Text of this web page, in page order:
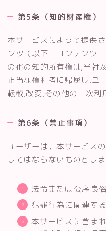
第5条（知的財産権）
本サービスによって提供
ンツ（以下「コンテンツ
の他の知的所有権は,当社
正当な権利者に帰属し,ユ
転載,改変,その他の二次利
第6条（禁止事項）
ユーザーは，本サービス
してはならないものとしま
法令または公序良
犯罪行為に関連す
本サービスに含ま